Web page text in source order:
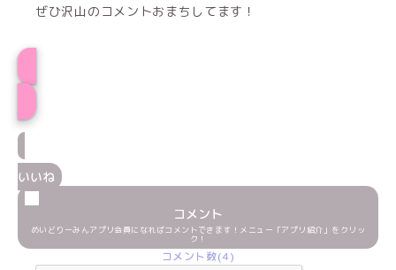
ぜひ沢山のコメントおまちしてます！
いいね
コメント
めいどりーみんアプリ会員になればコメントできます！メニュー「アプリ紹介」をクリッ
ク！
コメント数(4)